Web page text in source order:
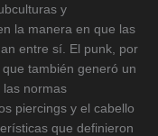
y
la manera en que las
entre sí. El punk, por
también generó un
las normas
piercings y el cabello
que definieron